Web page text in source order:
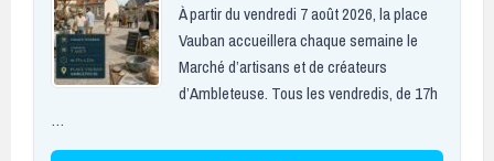
À partir du vendredi 7 août 2026, la place
Vauban accueillera chaque semaine le
Marché d’artisans et de créateurs
d’Ambleteuse. Tous les vendredis, de 17h
…